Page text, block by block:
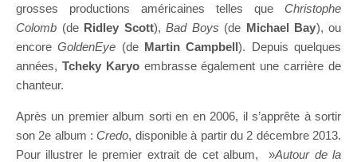
grosses productions américaines telles que Christophe
Colomb (de Ridley Scott),Bad Boys (de Michael Bay), ou
encoreGoldenEye (de Martin Campbell). Depuis quelques
années, Tcheky Karyoembrasse également une carrière de
chanteur.
Après un premier album sorti en en 2006, il s’apprête à sortir
son 2e album :Credo, disponible à partir du 2 décembre 2013.
Pour illustrer le premier extrait de cet album, »Autour de la